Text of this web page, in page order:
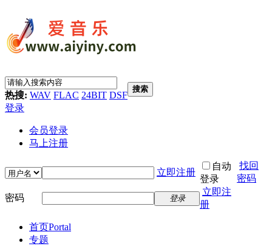
热搜: WAV FLAC 24BIT DSF
搜索
登录
会员登录
马上注册
立即注册
自动
登录
找回
密码
密码
登录
立即注
册
首页Portal
专题